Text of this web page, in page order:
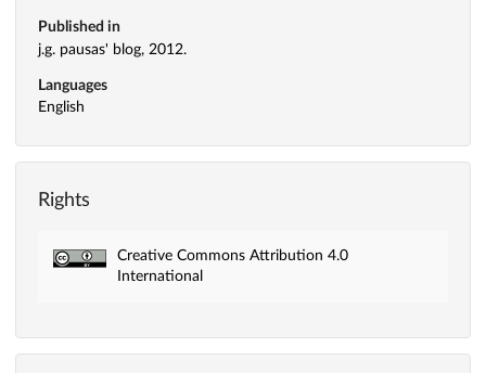
Published in
j.g. pausas' blog, 2012.
Languages
English
Rights
Creative Commons Attribution 4.0
International